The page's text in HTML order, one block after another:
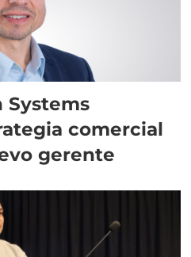
Systems
comercial
gerente